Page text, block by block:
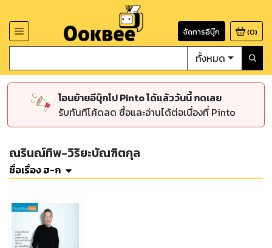
จัดการอีบุ๊ก (0)
ทั้งหมด
โอนย้ายอีบุ๊กไป Pinto ได้แล้ววันนี้ กดเลย
รับทันทีโค้ดลด ซื้อและอ่านได้ต่อเนื่องที่ Pinto
ณรินณ์ทิพ-วิริยะบัณฑิตกุล
ชื่อเรื่อง ฮ-ก